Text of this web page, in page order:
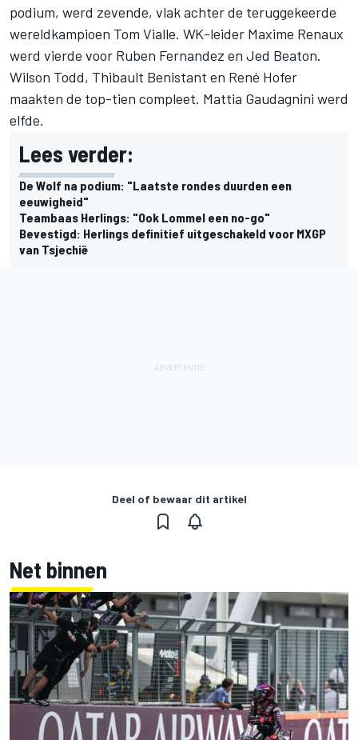
podium, werd zevende, vlak achter de teruggekeerde
wereldkampioen Tom Vialle. WK-leider Maxime Renaux
werd vierde voor Ruben Fernandez en Jed Beaton.
Wilson Todd, Thibault Benistant en René Hofer
maakten de top-tien compleet. Mattia Gaudagnini werd
elfde.
Lees verder:
De Wolf na podium: "Laatste rondes duurden een
eeuwigheid"
Teambaas Herlings: "Ook Lommel een no-go"
Bevestigd: Herlings definitief uitgeschakeld voor MXGP
van Tsjechië
Deel of bewaar dit artikel
Net binnen